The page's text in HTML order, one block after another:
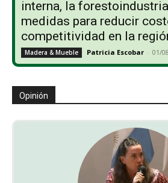
interna, la
medidas para reducir
competitividad en la
Madera & Mueble Patricia Escobar - 01/
Opinión